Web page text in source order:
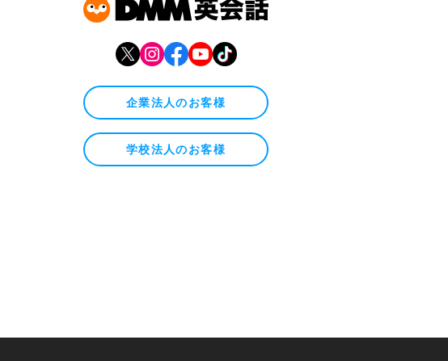
企業法人のお客様
学校法人のお客様